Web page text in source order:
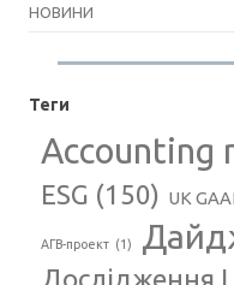
НОВИНИ
Теги
Accounting
ESG (150) UK
АГВ-проект (1)
Дослідження